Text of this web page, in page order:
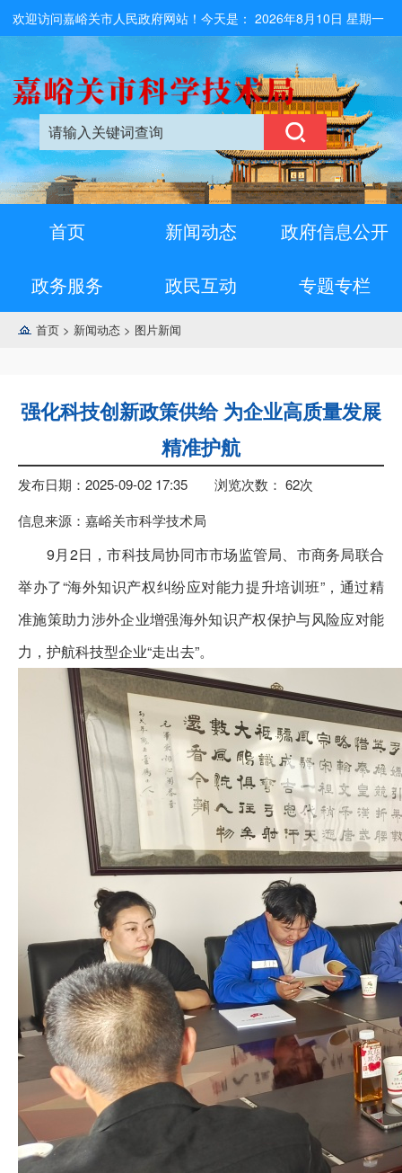
欢迎访问嘉峪关市人民政府网站！今天是：2026年8月10日 星期一
首页 新闻动态 政府信息公开
政务服务 政民互动 专题专栏
首页 > 新闻动态 > 图片新闻
强化科技创新政策供给 为企业高质量发展
精准护航
发布日期：2025-09-02 17:35 浏览次数： 62次
信息来源：嘉峪关市科学技术局
9月2日，市科技局协同市市场监管局、市商务局联合
举办了“海外知识产权纠纷应对能力提升培训班”，通过精
准施策助力涉外企业增强海外知识产权保护与风险应对能
力，护航科技型企业“走出去”。